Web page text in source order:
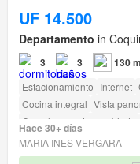
UF 14.500
Departamento in
3 3 130
Estacionamiento Internet
Cocina integral Vista
Completamente amoblado
Gimnasio Piscina Área
Parilla Caseta de
Hace 30+ días
MARIA INES VERGARA